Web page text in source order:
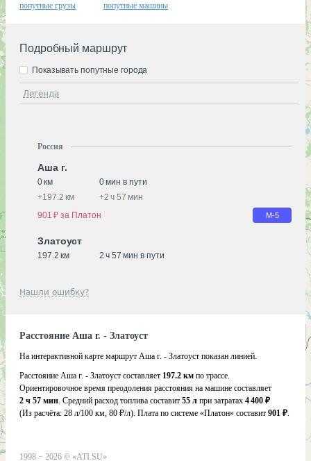
попутные грузы попутные машины
Подробный маршрут
Легенда
Показывать попутные города
Россия
Аша г.
0 км
0 мин в пути
+197.2 км +2 ч 57 мин
901 ₽ за Платон
М-5
Златоуст
197.2 км 2 ч 57 мин в пути
Нашли ошибку?
Расстояние Аша г. - Златоуст
На интерактивной карте маршрут Аша г. - Златоуст показан линией.
Расстояние Аша г. - Златоуст составляет 197.2 км по трассе.
Ориентировочное время преодоления расстояния на машине составляет
2 ч 57 мин. Средний расход топлива составит 55 л при затратах 4 400 ₽
(Из расчёта: 28 л/100 км, 80 ₽/л). Плата по системе «Платон» составит 901 ₽.
1998 − 2026 © «ATI.SU»